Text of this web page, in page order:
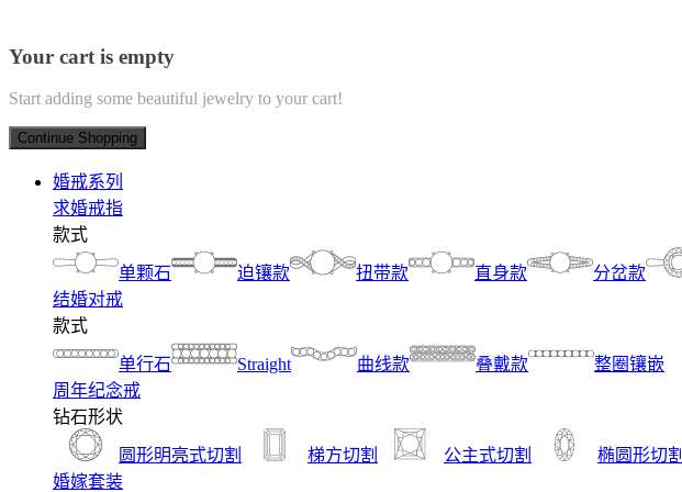
Your cart is empty
Start adding some beautiful jewelry to your cart!
Continue Shopping
婚戒系列
求婚戒指
款式
单颗石 迫镶款 扭带款 直身款 分岔款
结婚对戒
款式
单行石 Straight 曲线款 叠戴款
整圈镶嵌
周年纪念戒
钻石形状
圆形明亮式切割 梯方切割 公主式切割 椭圆形切割
婚嫁套装